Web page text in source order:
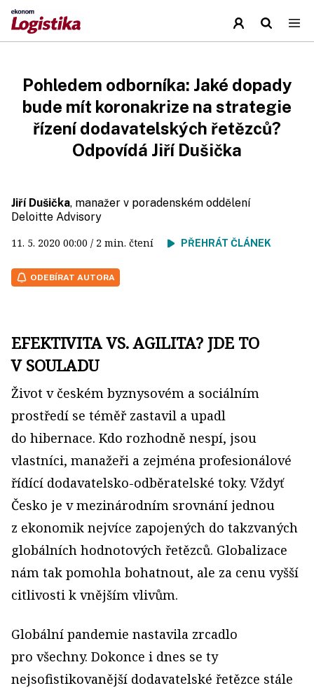
Pohledem odborníka: Jaké dopady
bude mít koronakrize na strategie
řízení dodavatelských řetězců?
Odpovídá Jiří Dušička
Jiří Dušička, manažer v poradenském oddělení
Deloitte Advisory
11. 5. 2020 00:00 / 2 min. čtení PŘEHRÁT ČLÁNEK
ODEBÍRAT AUTORA
EFEKTIVITA VS. AGILITA? JDE TO
V SOULADU
Život v českém byznysovém a sociálním
prostředí se téměř zastavil a upadl
do hibernace. Kdo rozhodně nespí, jsou
vlastníci, manažeři a zejména profesionálové
řídící dodavatelsko-odběratelské toky. Vždyť
Česko je v mezinárodním srovnání jednou
z ekonomik nejvíce zapojených do takzvaných
globálních hodnotových řetězců. Globalizace
nám tak pomohla bohatnout, ale za cenu vyšší
citlivosti k vnějším vlivům.
Globální pandemie nastavila zrcadlo
pro všechny. Dokonce i dnes se ty
nejsofistikovanější dodavatelské řetězce stále